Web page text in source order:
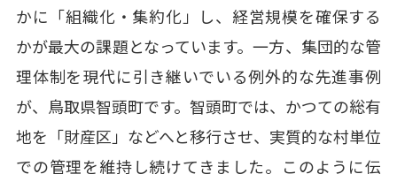
かに「組織化・集約化」し、経営規模を確保する
かが最大の課題となっています。一方、集団的な管
理体制を現代に引き継いでいる例外的な先進事例
が、鳥取県智頭町です。智頭町では、かつての総有
地を「財産区」などへと移行させ、実質的な村単位
での管理を維持し続けてきました。このように伝